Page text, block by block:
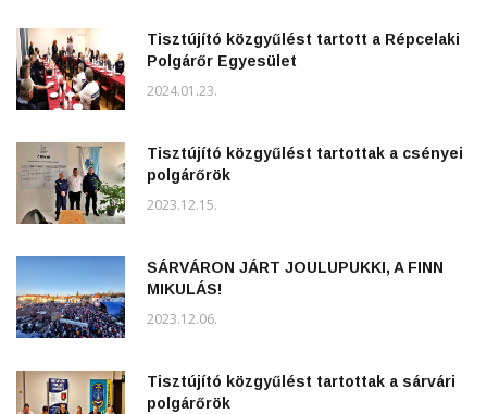
Tisztújító közgyűlést tartott a Répcelaki
Polgárőr Egyesület
2024.01.23.
Tisztújító közgyűlést tartottak a csényei
polgárőrök
2023.12.15.
SÁRVÁRON JÁRT JOULUPUKKI, A FINN
MIKULÁS!
2023.12.06.
Tisztújító közgyűlést tartottak a sárvári
polgárőrök